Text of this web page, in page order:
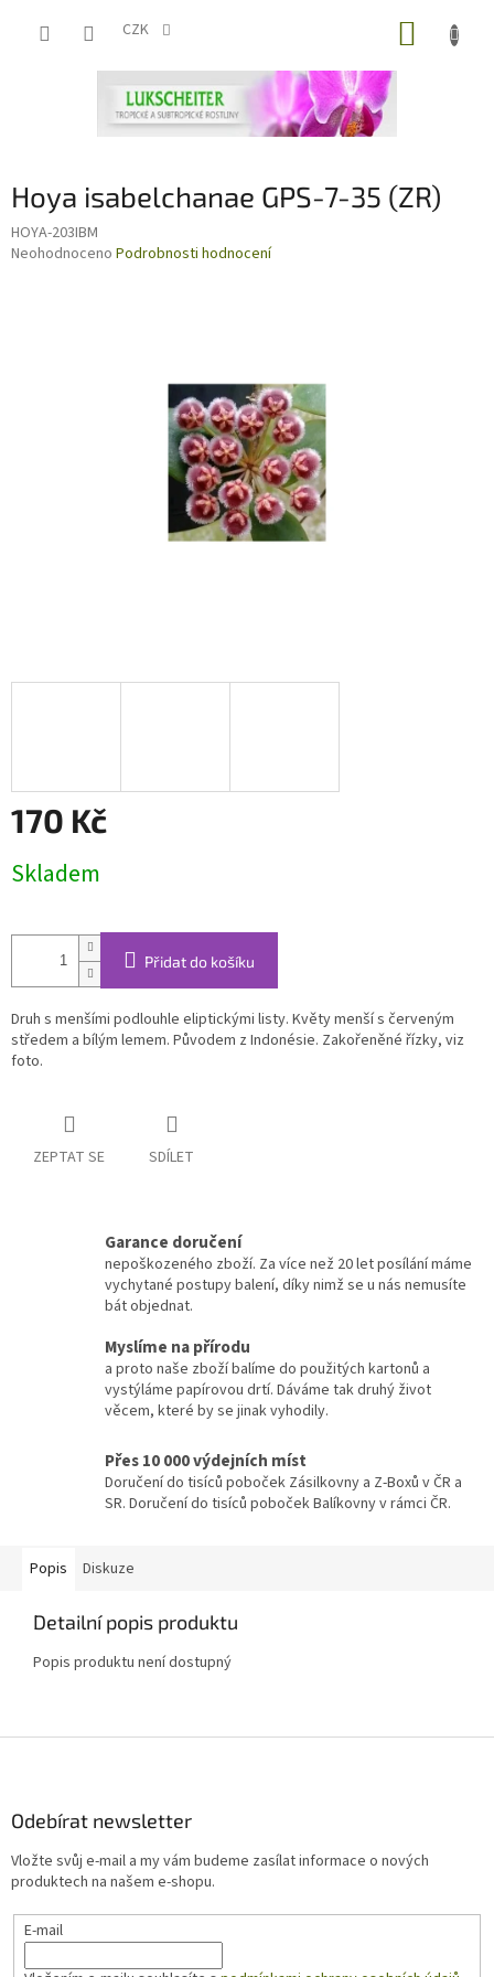
CZK
Hoya isabelchanae GPS-7-35 (ZR)
HOYA-203IBM
Průměrné
Neohodnoceno Podrobnosti hodnocení
170 Kč
cena:
Skladem
Přidat do košíku
Druh s menšími podlouhle eliptickými listy. Květy menší s červeným
středem a bílým lemem. Původem z Indonésie. Zakořeněné řízky, viz
foto.
ZEPTAT SE SDÍLET
Garance doručení
nepoškozeného zboží. Za více než 20 let posílání máme
vychytané postupy balení, díky nimž se u nás nemusíte
bát objednat.
Myslíme na přírodu
a proto naše zboží balíme do použitých kartonů a
vystýláme papírovou drtí. Dáváme tak druhý život
věcem, které by se jinak vyhodily.
Přes 10 000 výdejních míst
Doručení do tisíců poboček Zásilkovny a Z-Boxů v ČR a
SR. Doručení do tisíců poboček Balíkovny v rámci ČR.
Popis Diskuze
Detailní popis produktu
Popis produktu není dostupný
Odebírat newsletter
Vložte svůj e-mail a my vám budeme zasílat informace o nových
produktech na našem e-shopu.
E-mail